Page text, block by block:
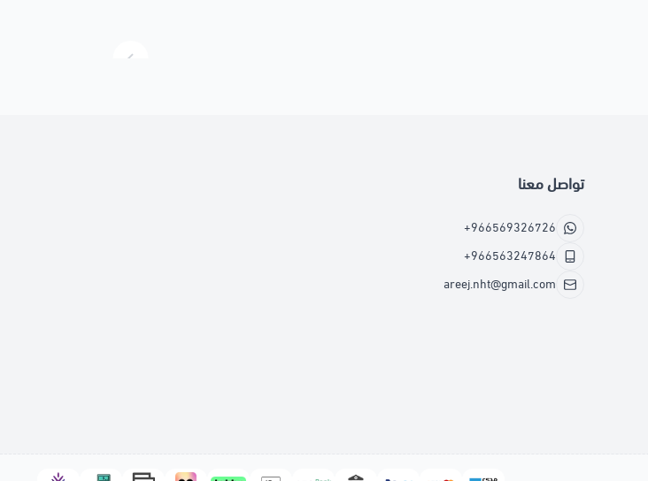
تواصل معنا
+966569326726
+966563247864
areej.nht@gmail.com